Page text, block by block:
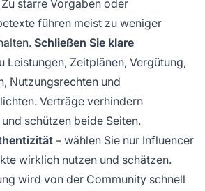
starre Vorgaben oder
führen meist zu weniger
Schließen Sie klare
Leistungen, Zeitplänen, Vergütung,
Nutzungsrechten und
Verträge verhindern
schützen beide Seiten.
– wählen Sie nur Influencer
wirklich nutzen und schätzen.
wird von der Community schnell